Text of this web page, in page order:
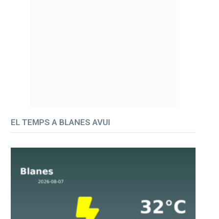
EL TEMPS A BLANES AVUI